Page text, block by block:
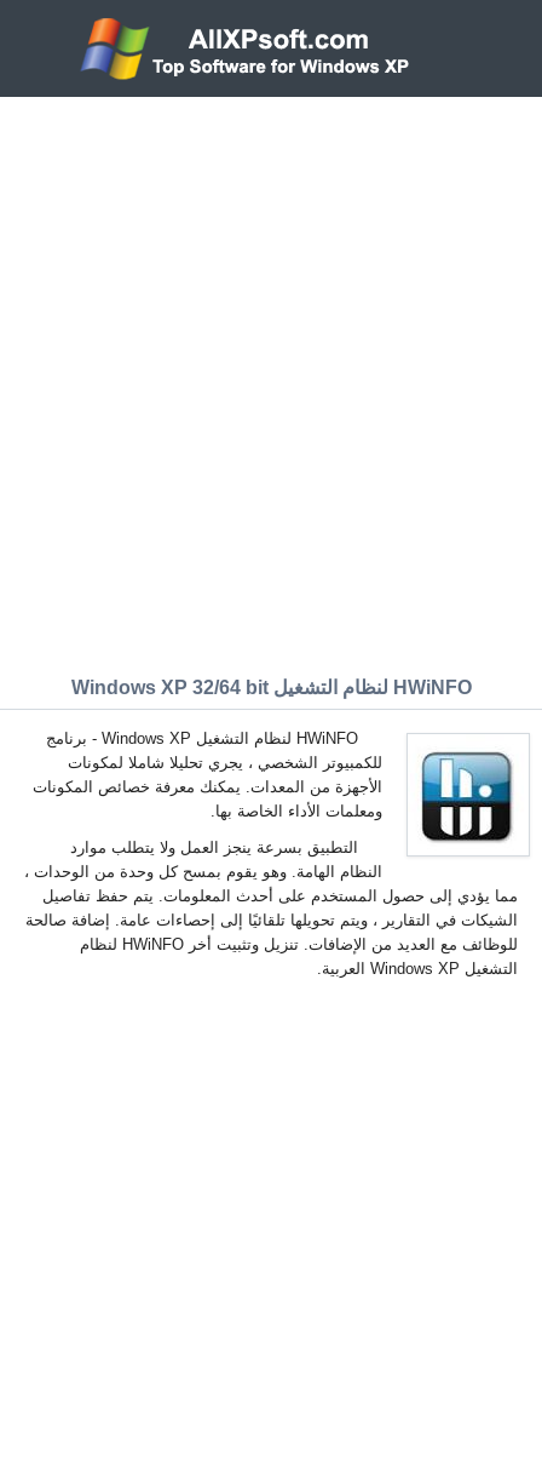
HWiNFO لنظام التشغيل Windows XP 32/64 bit
HWiNFO لنظام التشغيل Windows XP - برنامج
للكمبيوتر الشخصي ، يجري تحليلا شاملا لمكونات
الأجهزة من المعدات. يمكنك معرفة خصائص المكونات
ومعلمات الأداء الخاصة بها.
التطبيق بسرعة ينجز العمل ولا يتطلب موارد
النظام الهامة. وهو يقوم بمسح كل وحدة من الوحدات ،
مما يؤدي إلى حصول المستخدم على أحدث المعلومات. يتم حفظ تفاصيل
الشيكات في التقارير ، ويتم تحويلها تلقائيًا إلى إحصاءات عامة. إضافة صالحة
للوظائف مع العديد من الإضافات. تنزيل وتثبيت أخر HWiNFO لنظام
التشغيل Windows XP العربية.